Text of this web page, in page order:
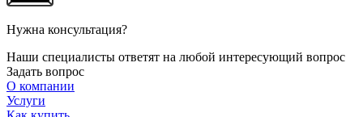
Нужна консультация?
Наши специалисты ответят на любой интересующий вопрос
Задать вопрос
О компании
Услуги